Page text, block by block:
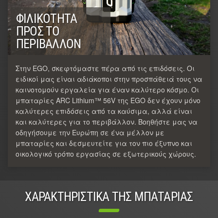
ΦΙΛΙΚΌΤΗΤΑ
ΠΡΟΣ ΤΟ
ΠΕΡΙΒΆΛΛΟΝ
Στην EGO, σκεφτόμαστε πέρα από τις επιδόσεις. Οι
ειδικοί μας είναι αδιάκοποι στην προσπάθειά τους να
καινοτομούν εργαλεία για έναν καλύτερο κόσμο. Οι
μπαταρίες ARC Lithium™ 56V της EGO δεν έχουν μόνο
καλύτερες επιδόσεις από τα καύσιμα, αλλά είναι
και καλύτερες για το περιβάλλον. Βοηθήστε μας να
οδηγήσουμε την Ευρώπη σε ένα μέλλον με
μπαταρίες και δεσμευτείτε για τον πιο έξυπνο και
οικολογικό τρόπο εργασίας σε εξωτερικούς χώρους.
ΧΑΡΑΚΤΗΡΙΣΤΙΚΑ ΤΗΣ ΜΠΑΤΑΡΙΑΣ